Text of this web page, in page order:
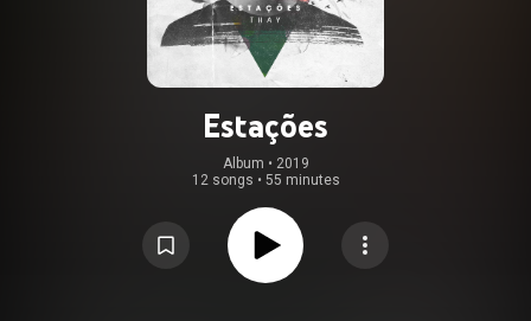
Estações
Album • 2019
12 songs • 55 minutes